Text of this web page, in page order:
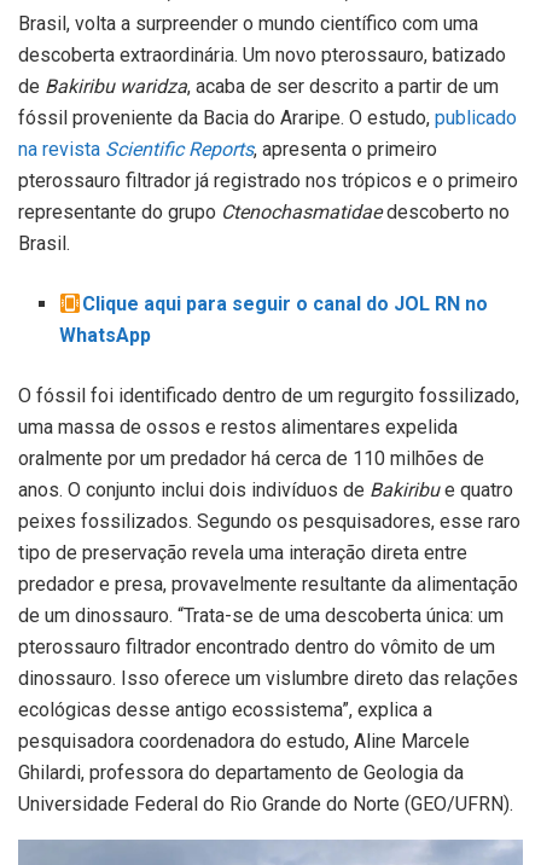
Brasil, volta a surpreender o mundo científico com uma
descoberta extraordinária. Um novo pterossauro, batizado
de Bakiribu waridza, acaba de ser descrito a partir de um
fóssil proveniente da Bacia do Araripe. O estudo, publicado
na revista Scientific Reports, apresenta o primeiro
pterossauro filtrador já registrado nos trópicos e o primeiro
representante do grupo Ctenochasmatidaedescoberto no
Brasil.
Clique aqui para seguir o canal do JOL RN no
WhatsApp
O fóssil foi identificado dentro de um regurgito fossilizado,
uma massa de ossos e restos alimentares expelida
oralmente por um predador há cerca de 110 milhões de
anos. O conjunto inclui dois indivíduos de Bakiribue quatro
peixes fossilizados. Segundo os pesquisadores, esse raro
tipo de preservação revela uma interação direta entre
predador e presa, provavelmente resultante da alimentação
de um dinossauro. “Trata-se de uma descoberta única: um
pterossauro filtrador encontrado dentro do vômito de um
dinossauro. Isso oferece um vislumbre direto das relações
ecológicas desse antigo ecossistema”, explica a
pesquisadora coordenadora do estudo, Aline Marcele
Ghilardi, professora do departamento de Geologia da
Universidade Federal do Rio Grande do Norte (GEO/UFRN).